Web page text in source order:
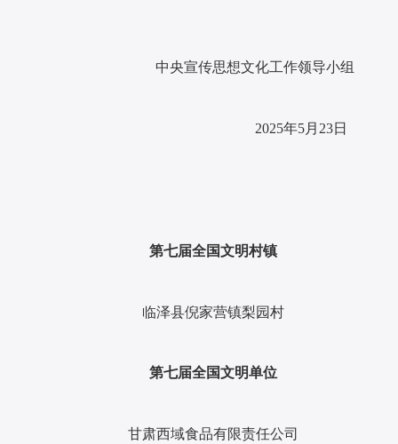
中央宣传思想文化工作领导小组
2025年5月23日
第七届全国文明村镇
临泽县倪家营镇梨园村
第七届全国文明单位
甘肃西域食品有限责任公司